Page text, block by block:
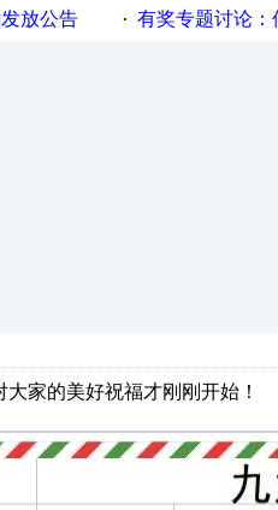
放公告 · 有奖专题讨论：伺服选择
家的美好祝福才刚刚开始！